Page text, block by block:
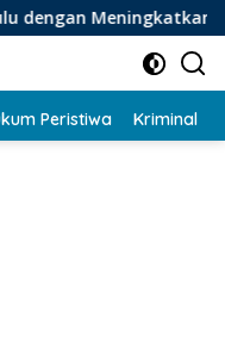
Ruang Publik dan
Peristiwa Kriminal